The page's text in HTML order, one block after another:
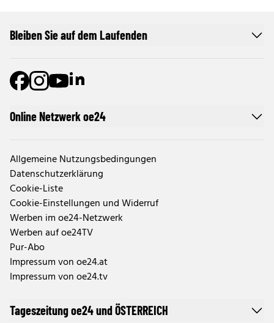
Online Netzwerk oe24
Allgemeine Nutzungsbedingungen
Datenschutzerklärung
Cookie-Liste
Cookie-Einstellungen und Widerruf
Werben im oe24-Netzwerk
Werben auf oe24TV
Pur-Abo
Impressum von oe24.at
Impressum von oe24.tv
Tageszeitung oe24 und ÖSTERREICH
Bleiben Sie auf dem Laufenden